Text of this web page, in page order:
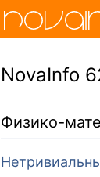
NovaInfo
Физико-